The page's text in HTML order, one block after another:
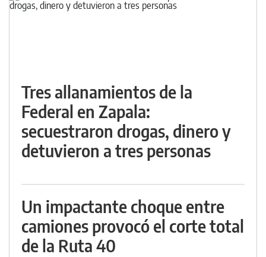
Tres allanamientos de la
Federal en Zapala:
secuestraron drogas, dinero y
detuvieron a tres personas
Un impactante choque entre
camiones provocó el corte total
de la Ruta 40